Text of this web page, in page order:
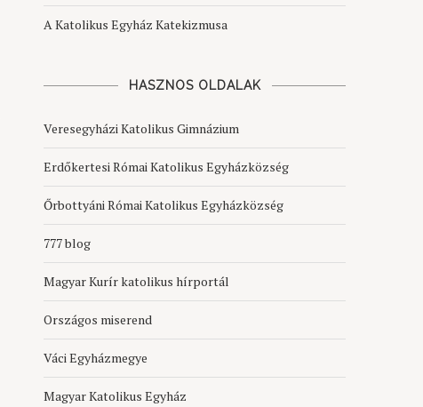
ÉNEKES-GITÁROS DICSŐÍTÉS
2026-04-20
PLACID ATYA
2018-02-19
A Katolikus Egyház Katekizmusa
HASZNOS OLDALAK
Veresegyházi Katolikus Gimnázium
Erdőkertesi Római Katolikus Egyházközség
Őrbottyáni Római Katolikus Egyházközség
777 blog
Magyar Kurír katolikus hírportál
Országos miserend
Váci Egyházmegye
Magyar Katolikus Egyház